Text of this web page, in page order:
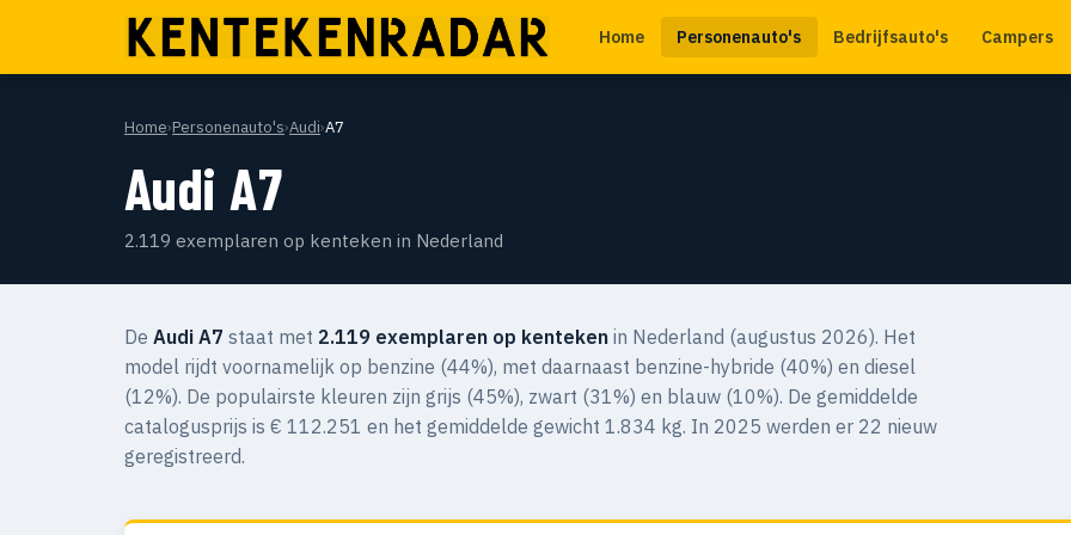
Home Personenauto's Bedrijfsauto's Campers
Home›Personenauto's›Audi›A7
Audi A7
2.119 exemplaren op kenteken in Nederland
De Audi A7 staat met 2.119 exemplaren op kenteken in Nederland (augustus 2026). Het
model rijdt voornamelijk op benzine (44%), met daarnaast benzine-hybride (40%) en diesel
(12%). De populairste kleuren zijn grijs (45%), zwart (31%) en blauw (10%). De gemiddelde
catalogusprijs is € 112.251 en het gemiddelde gewicht 1.834 kg. In 2025 werden er 22 nieuw
geregistreerd.